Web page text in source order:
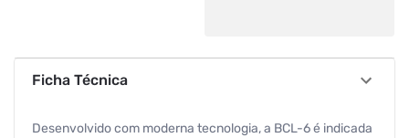
Ficha Técnica
Desenvolvido com moderna tecnologia, a BCL-6 é indicada